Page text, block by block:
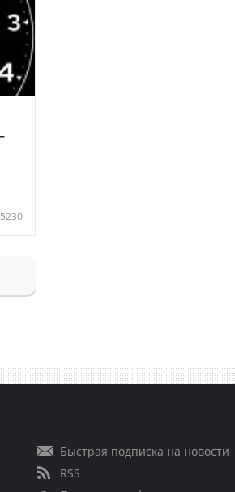
5230
Быстрая подписка на новости
RSS